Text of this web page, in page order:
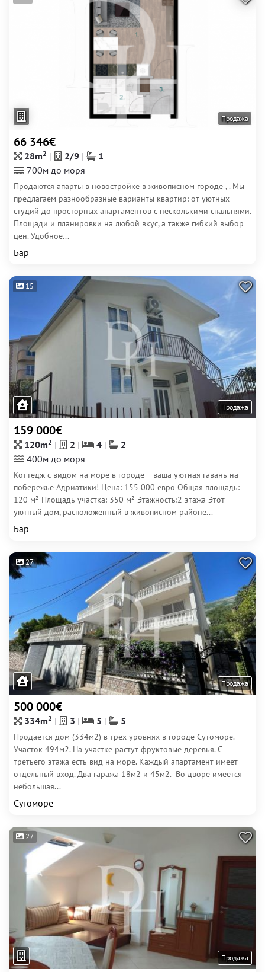
Продажа
66 346€
28m2 2/9
1
700м до моря
Продаются апарты в новостройке в живописном городе , . Мы
предлагаем разнообразные варианты квартир: от уютных
студий до просторных апартаментов с несколькими спальнями.
Площади и планировки на любой вкус, а также гибкий выбор
цен. Удобное...
Бар
15
Продажа
159 000€
120m2 2 4
2
400м до моря
Коттедж с видом на море в городе – ваша уютная гавань на
побережье Адриатики! Цена: 155 000 евро Общая площадь:
120 м² Площадь участка: 350 м² Этажность:2 этажа Этот
уютный дом, расположенный в живописном районе...
Бар
27
Продажа
500 000€
334m2 3 5 5
Продается дом (334м2) в трех уровнях в городе Сутоморе.
Участок 494м2. На участке растут фруктовые деревья. С
третьего этажа есть вид на море. Каждый апартамент имеет
отдельный вход. Два гаража 18м2 и 45м2. Во дворе имеется
небольшая...
Сутоморе
27
Продажа